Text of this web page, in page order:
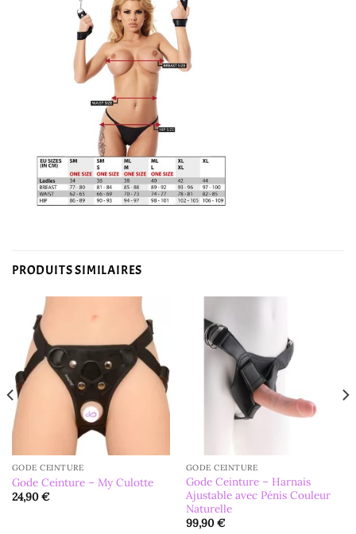
PRODUITS SIMILAIRES
GODE CEINTURE
Gode Ceinture – My Culotte
24,90€
GODE CEINTURE
Gode Ceinture – Harnais
Ajustable avec Pénis Couleur
Naturelle
99,90€